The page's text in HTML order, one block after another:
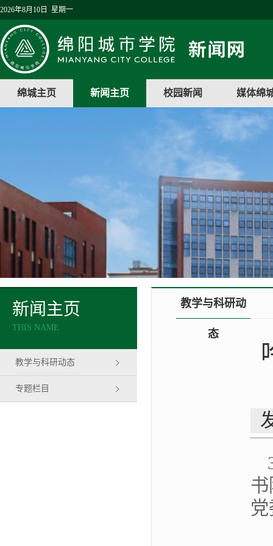
2026年8月10日 星期一
绵城主页 新闻主页 校园新闻 媒体绵
新闻主页
THIS NAME
教学与科研动态
专题栏目
教学与科研动
态